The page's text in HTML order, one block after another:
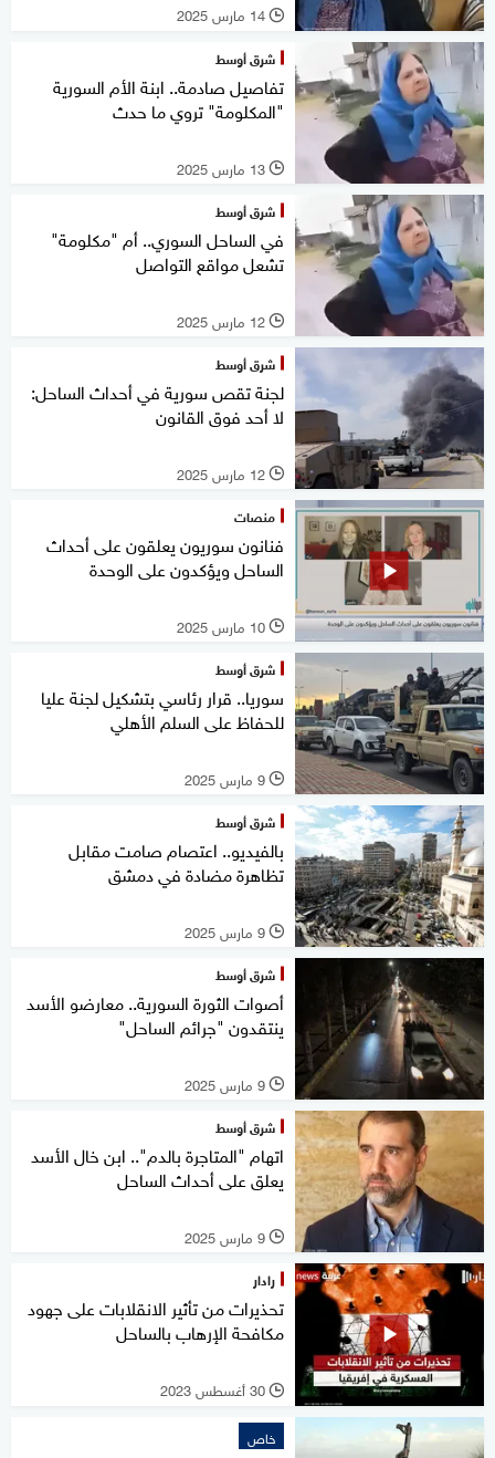
l 14 مارس 2025
شرق أوسط
تفاصيل صادمة.. ابنة الأم السورية
"المكلومة" تروي ما حدث
l 13 مارس 2025
شرق أوسط
في الساحل السوري.. أم "مكلومة"
تشعل مواقع التواصل
l 12 مارس 2025
شرق أوسط
لجنة تقص سورية في أحداث الساحل:
لا أحد فوق القانون
l 12 مارس 2025
منصات
فنانون سوريون يعلقون على أحداث
الساحل ويؤكدون على الوحدة
l 10 مارس 2025
شرق أوسط
سوريا.. قرار رئاسي بتشكيل لجنة عليا
للحفاظ على السلم الأهلي
l 9 مارس 2025
شرق أوسط
بالفيديو.. اعتصام صامت مقابل
تظاهرة مضادة في دمشق
l 9 مارس 2025
شرق أوسط
أصوات الثورة السورية.. معارضو الأسد
ينتقدون "جرائم الساحل"
l 9 مارس 2025
شرق أوسط
اتهام "المتاجرة بالدم".. ابن خال الأسد
يعلق على أحداث الساحل
l 9 مارس 2025
رادار
تحذيرات من تأثير الانقلابات على جهود
مكافحة الإرهاب بالساحل
l 30 أغسطس 2023
خاص